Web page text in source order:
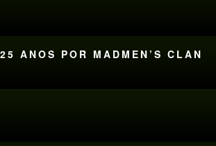
ANOS POR MADMEN’S CLAN